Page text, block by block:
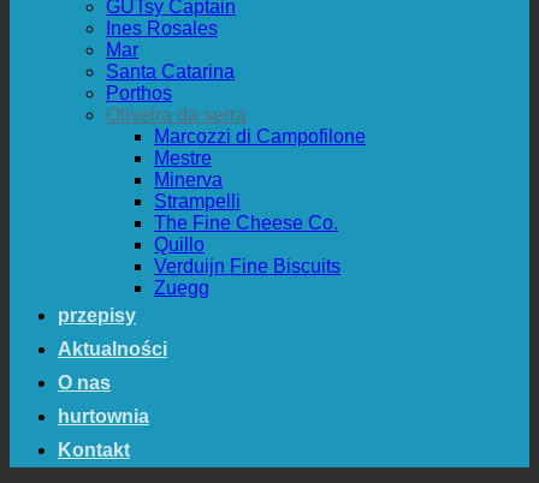
GUTsy Captain
Ines Rosales
Mar
Santa Catarina
Porthos
Oliveira da serra
Marcozzi di Campofilone
Mestre
Minerva
Strampelli
The Fine Cheese Co.
Quillo
Verduijn Fine Biscuits
Zuegg
przepisy
Aktualności
O nas
hurtownia
Kontakt